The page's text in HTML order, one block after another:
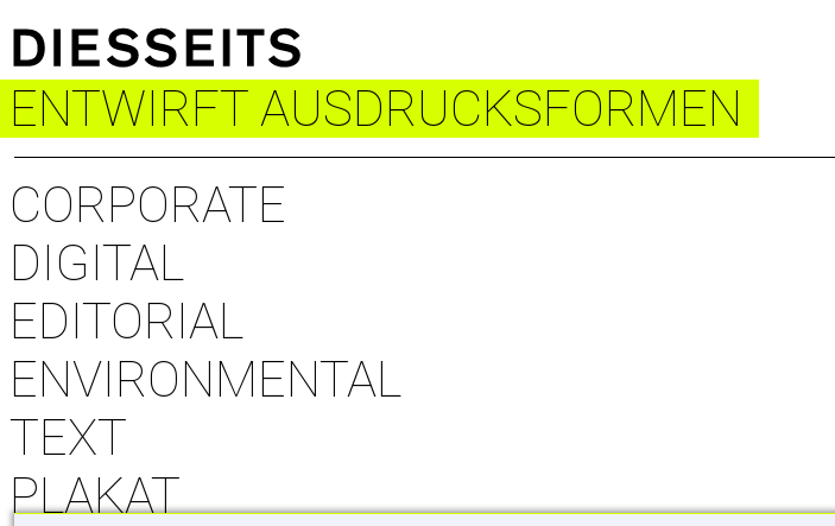
ENTWIRFT AUSDRUCKSFORMEN
CORPORATE
DIGITAL
EDITORIAL
ENVIRONMENTAL
TEXT
PLAKAT